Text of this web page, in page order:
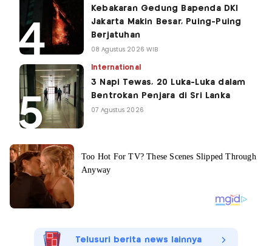
Kebakaran Gedung Bapenda DKI
Jakarta Makin Besar, Puing-Puing
Berjatuhan
08 Agustus 2026 WIB
International
3 Napi Tewas, 20 Luka-Luka dalam
Bentrokan Penjara di Sri Lanka
07 Agustus 2026
Telusuri berita news lainnya